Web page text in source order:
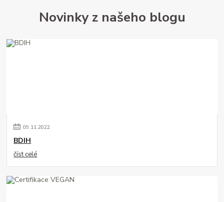
Novinky z našeho blogu
09.11.2022
BDIH
číst celé